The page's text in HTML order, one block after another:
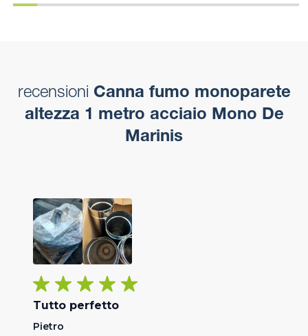
recensioni Canna fumo monoparete
altezza 1 metro acciaio Mono De
Marinis
Tutto perfetto
Pietro